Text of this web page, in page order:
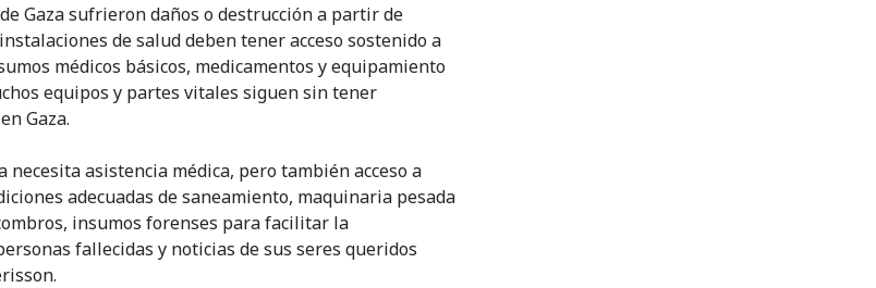
Gaza sufrieron daños o destrucción a partir de
de salud deben tener acceso sostenido a
médicos básicos, medicamentos y equipamiento
equipos y partes vitales siguen sin tener
Gaza.
necesita asistencia médica, pero también acceso a
adecuadas de saneamiento, maquinaria pesada
insumos forenses para facilitar la
fallecidas y noticias de sus seres queridos